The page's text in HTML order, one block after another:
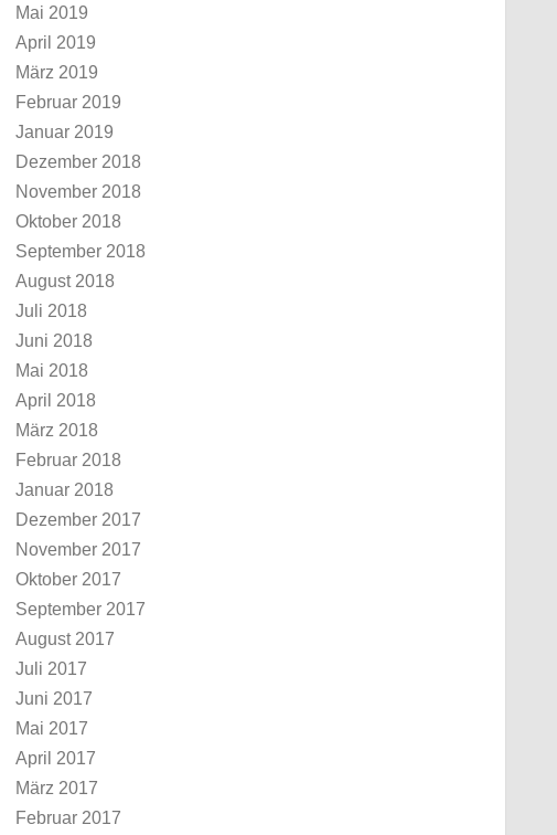
Mai 2019
April 2019
März 2019
Februar 2019
Januar 2019
Dezember 2018
November 2018
Oktober 2018
September 2018
August 2018
Juli 2018
Juni 2018
Mai 2018
April 2018
März 2018
Februar 2018
Januar 2018
Dezember 2017
November 2017
Oktober 2017
September 2017
August 2017
Juli 2017
Juni 2017
Mai 2017
April 2017
März 2017
Februar 2017